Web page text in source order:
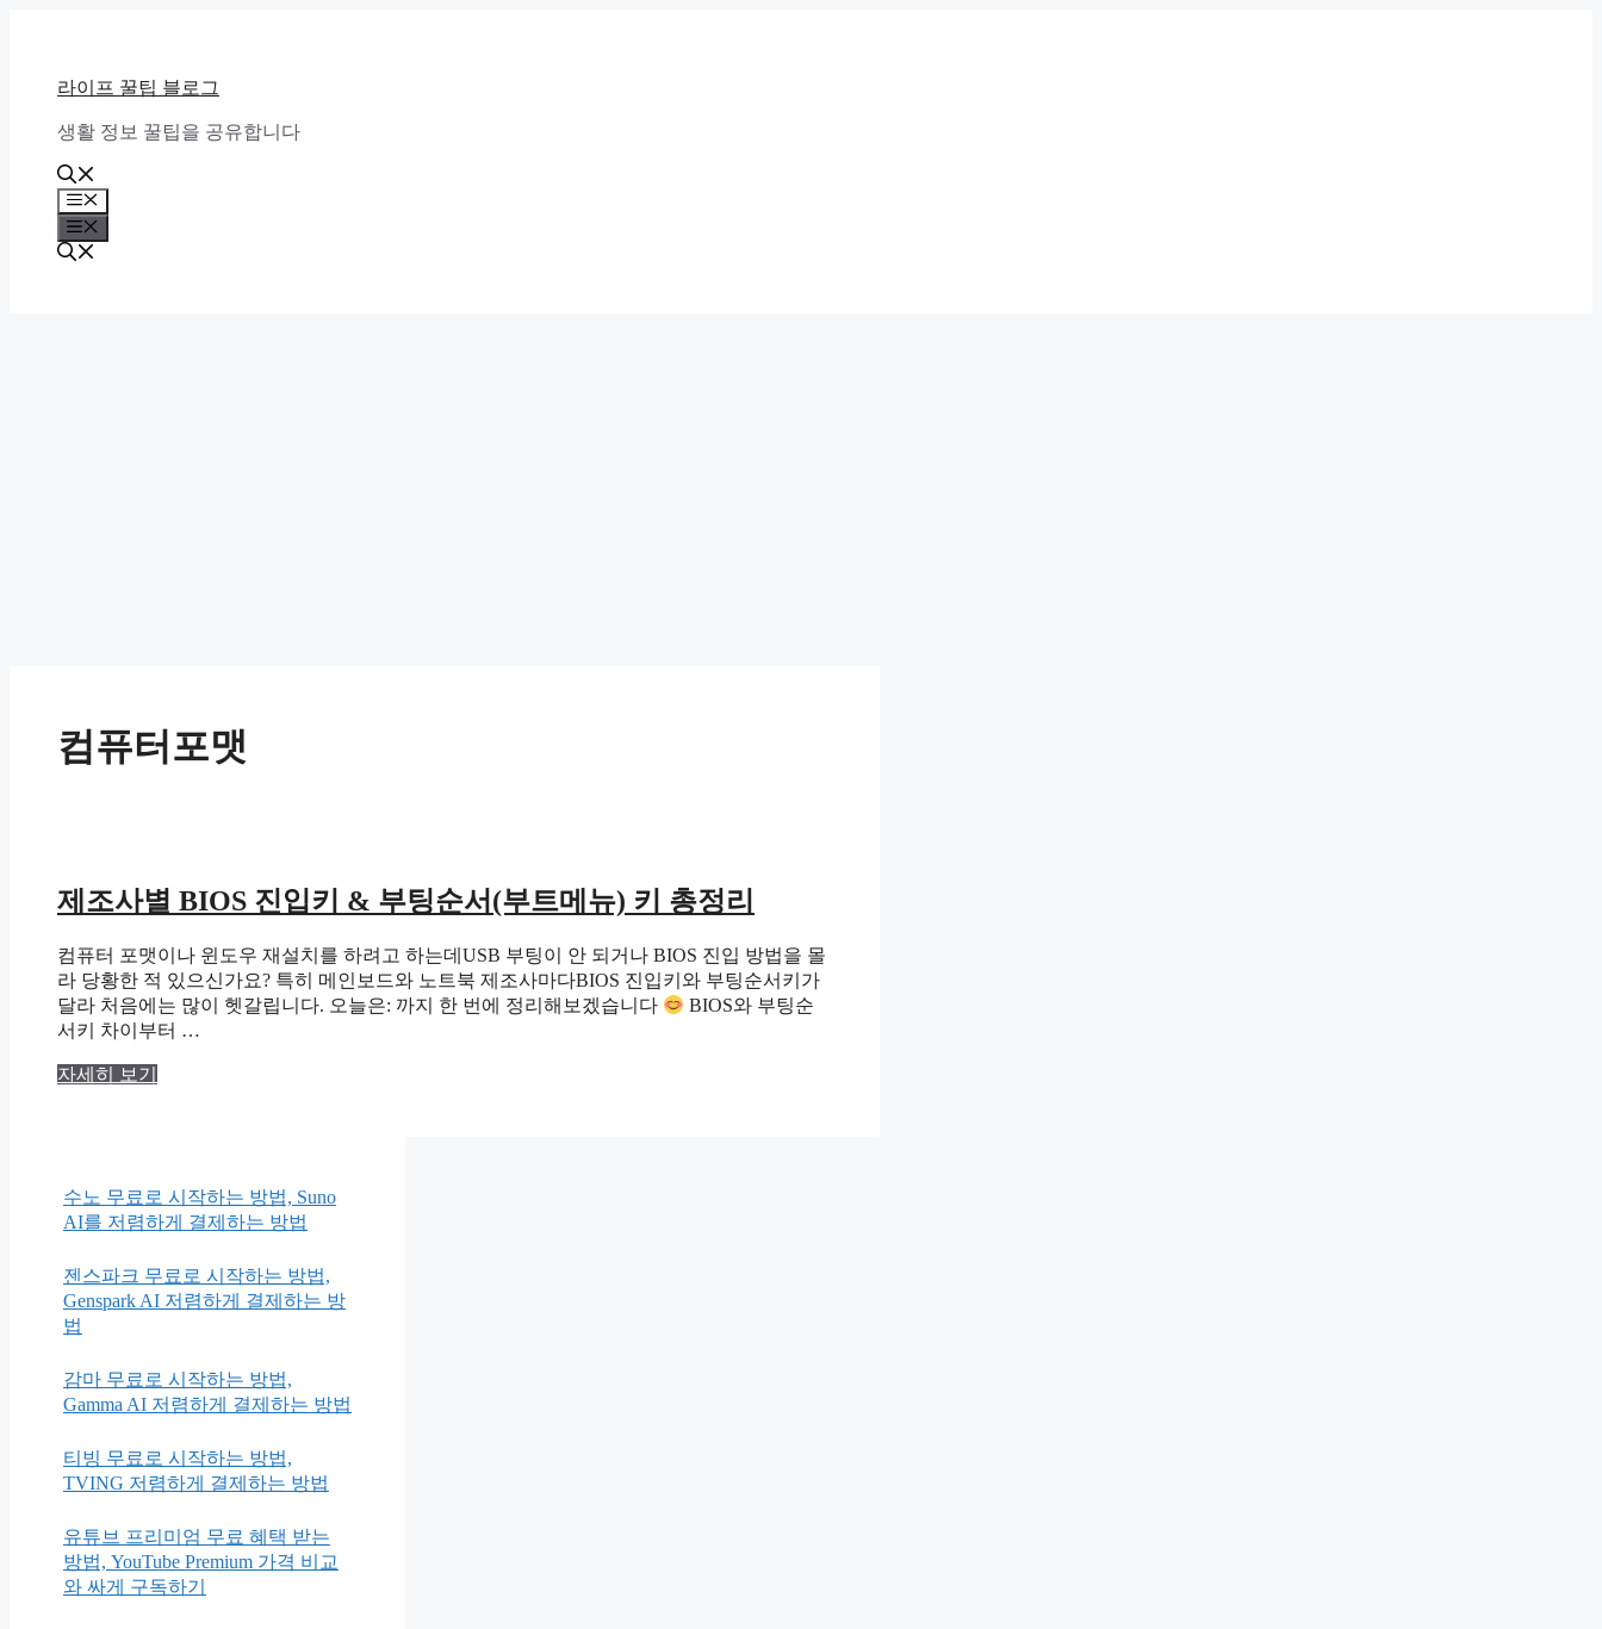
라이프 꿀팁 블로그
생활 정보 꿀팁을 공유합니다
Menu
컴퓨터포맷
제조사별 BIOS 진입키 & 부팅순서(부트메뉴) 키 총정리
컴퓨터 포맷이나 윈도우 재설치를 하려고 하는데USB 부팅이 안 되거나 BIOS 진입 방법을 몰
라 당황한 적 있으신가요? 특히 메인보드와 노트북 제조사마다BIOS 진입키와 부팅순서키가
달라 처음에는 많이 헷갈립니다. 오늘은: 까지 한 번에 정리해보겠습니다
BIOS와 부팅순
서키 차이부터 …
자세히 보기
수노 무료로 시작하는 방법, Suno
AI를 저렴하게 결제하는 방법
젠스파크 무료로 시작하는 방법,
Genspark AI 저렴하게 결제하는 방
법
감마 무료로 시작하는 방법,
Gamma AI 저렴하게 결제하는 방법
티빙 무료로 시작하는 방법,
TVING 저렴하게 결제하는 방법
유튜브 프리미엄 무료 혜택 받는
방법, YouTube Premium 가격 비교
와 싸게 구독하기